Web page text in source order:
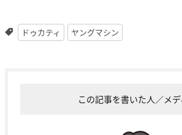
ドゥカティ ヤングマシン
この記事を書いた人／メ